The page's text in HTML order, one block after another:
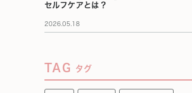
セルフケアとは？
2026.05.18
TAG タグ